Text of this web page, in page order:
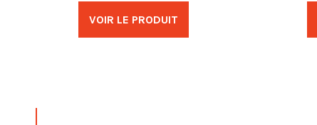
VOIR LE PRODUIT